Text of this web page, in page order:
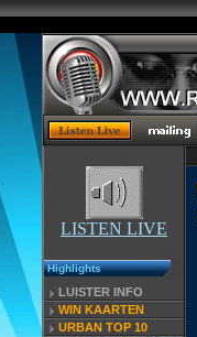
LISTEN LIVE
Highlights
LUISTER INFO
WIN KAARTEN
URBAN TOP 10